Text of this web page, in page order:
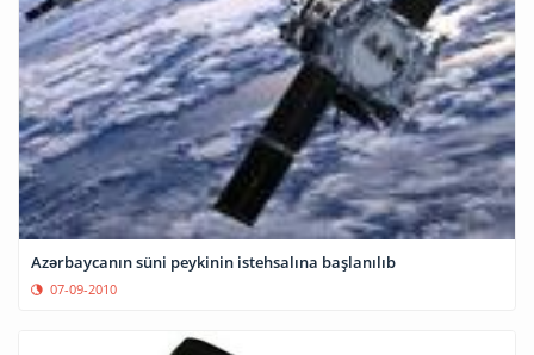
Azərbaycanın süni peykinin istehsalına başlanılıb
07-09-2010